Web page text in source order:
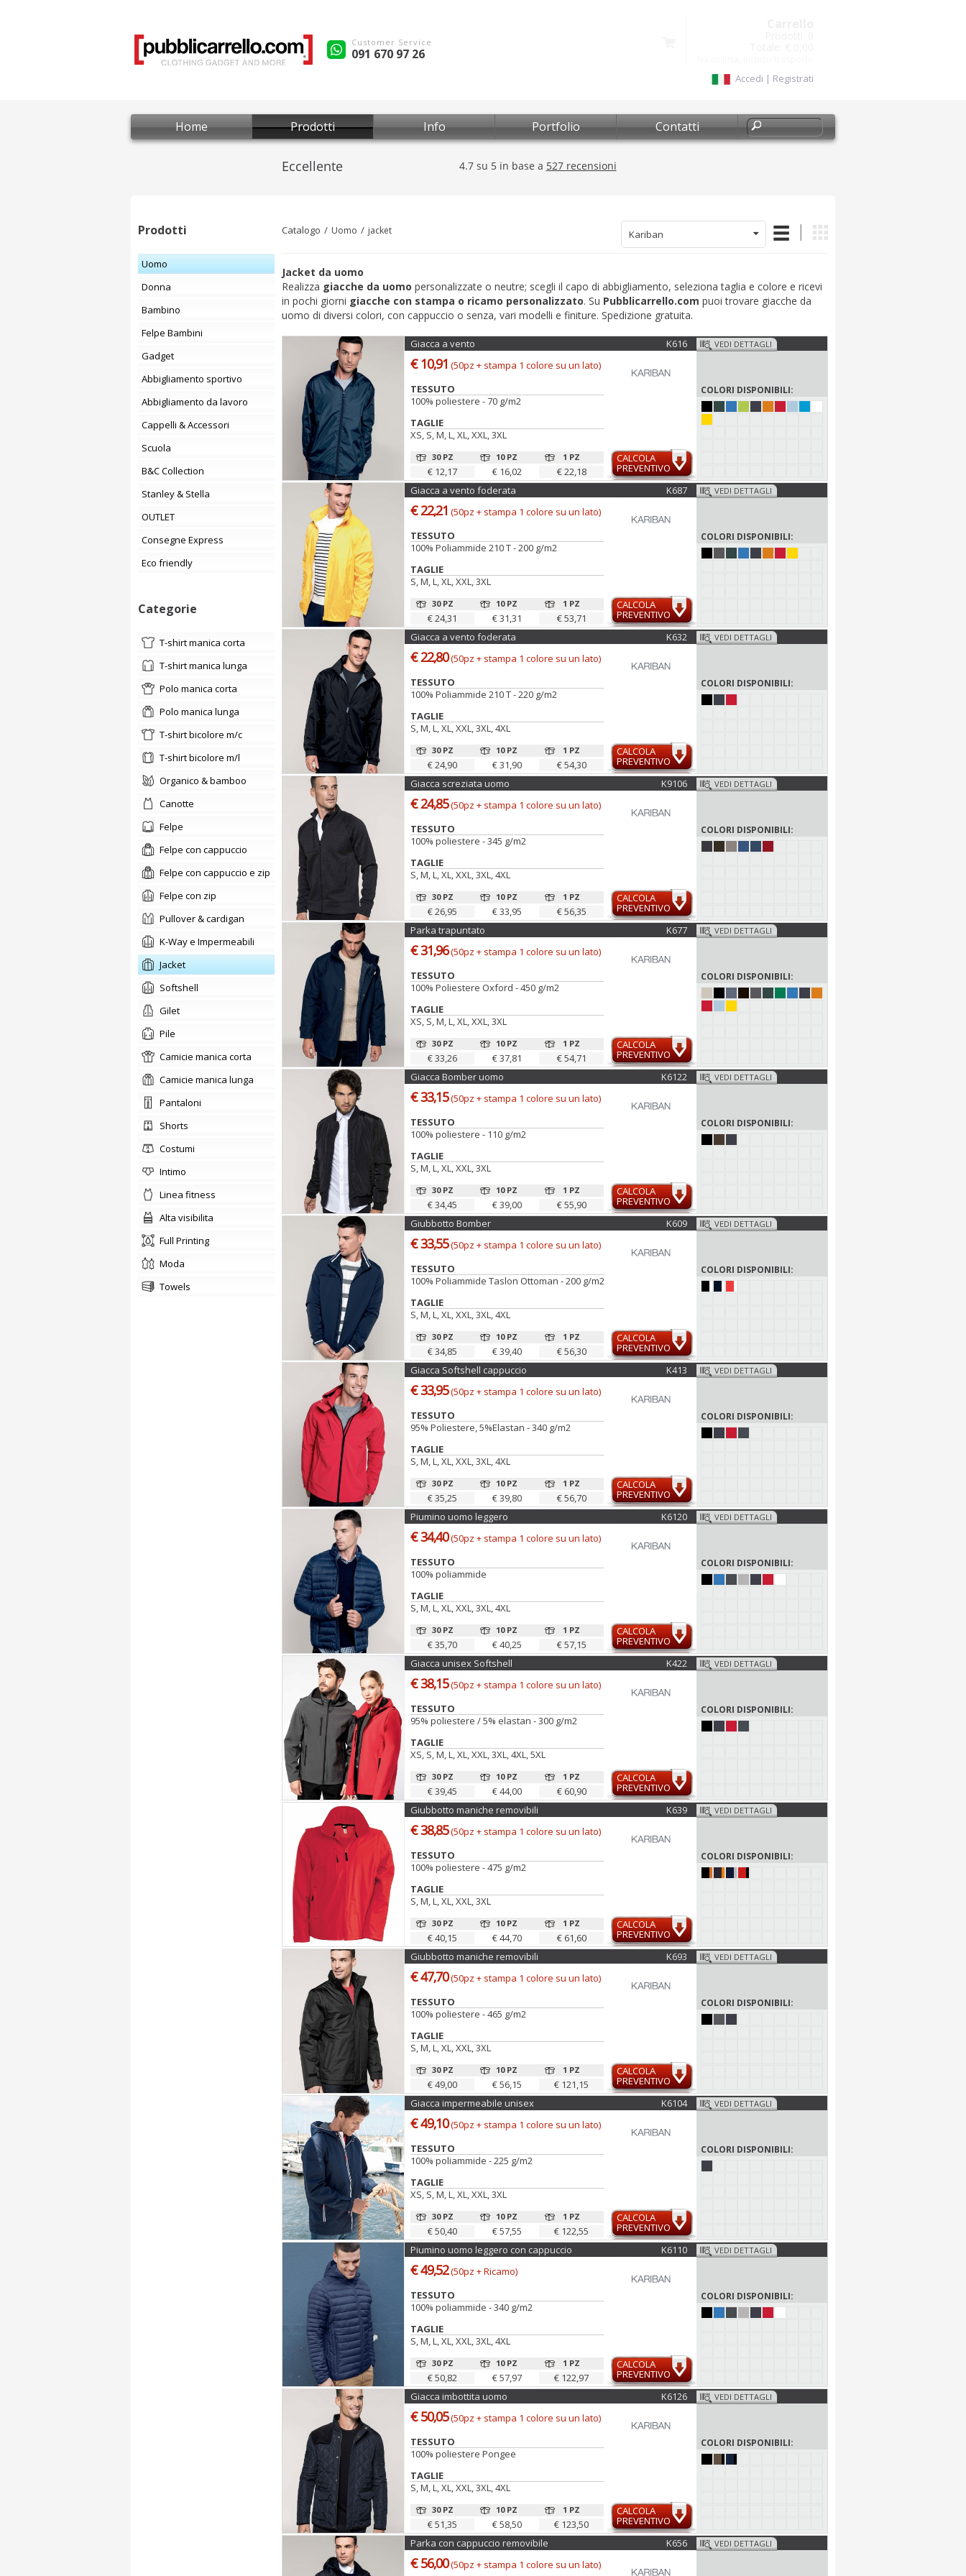
Customer Service
091 670 97 26
Accedi | Registrati
Home Prodotti Info Portfolio Contatti
Prodotti
Uomo
Donna
Bambino
Felpe Bambini
Gadget
Abbigliamento sportivo
Abbigliamento da lavoro
Cappelli & Accessori
Scuola
B&C Collection
Stanley & Stella
OUTLET
Consegne Express
Eco friendly
Categorie
t-shirt manica corta
t-shirt manica lunga
polo manica corta
polo manica lunga
t-shirt bicolore m/c
t-shirt bicolore m/l
organico & bamboo
canotte
felpe
Felpe con cappuccio
Felpe con cappuccio e zip
Felpe con zip
pullover & cardigan
K-Way e Impermeabili
jacket
softshell
gilet
pile
camicie manica corta
camicie manica lunga
pantaloni
shorts
costumi
intimo
linea fitness
alta visibilita
Full Printing
moda
towels
Catalogo Uomo jacket Kariban
Jacket da uomo
Realizza giacche da uomo personalizzate o neutre; scegli il capo di abbigliamento, seleziona taglia e colore e ricevi
in pochi giorni giacche con stampa o ricamo personalizzato. Su Pubblicarrello.com puoi trovare giacche da
uomo di diversi colori, con cappuccio o senza, vari modelli e finiture. Spedizione gratuita.
Giacca a vento K616
€ 10,91 (50pz + stampa 1 colore su un lato)
TESSUTO
100% poliestere - 70 g/m2
TAGLIE
XS, S, M, L, XL, XXL, 3XL
30 PZ
€ 12,17
10 PZ
€ 16,02
1 PZ
€ 22,18
CALCOLA
PREVENTIVO
VEDI DETTAGLI
COLORI DISPONIBILI:
Giacca a vento foderata K687
€ 22,21 (50pz + stampa 1 colore su un lato)
TESSUTO
100% Poliammide 210 T - 200 g/m2
TAGLIE
S, M, L, XL, XXL, 3XL
30 PZ
€ 24,31
10 PZ
€ 31,31
1 PZ
€ 53,71
CALCOLA
PREVENTIVO
VEDI DETTAGLI
COLORI DISPONIBILI:
Giacca a vento foderata K632
€ 22,80(50pz + stampa 1 colore su un lato)
TESSUTO
100% Poliammide 210 T - 220 g/m2
TAGLIE
S, M, L, XL, XXL, 3XL, 4XL
30 PZ
€ 24,90
10 PZ
€ 31,90
1 PZ
€ 54,30
CALCOLA
PREVENTIVO
VEDI DETTAGLI
COLORI DISPONIBILI:
Giacca screziata uomo K9106
€ 24,85(50pz + stampa 1 colore su un lato)
TESSUTO
100% poliestere - 345 g/m2
TAGLIE
S, M, L, XL, XXL, 3XL, 4XL
30 PZ
€ 26,95
10 PZ
€ 33,95
1 PZ
€ 56,35
CALCOLA
PREVENTIVO
VEDI DETTAGLI
COLORI DISPONIBILI:
Parka trapuntato K677
€ 31,96(50pz + stampa 1 colore su un lato)
TESSUTO
100% Poliestere Oxford - 450 g/m2
TAGLIE
XS, S, M, L, XL, XXL, 3XL
30 PZ
€ 33,26
10 PZ
€ 37,81
1 PZ
€ 54,71
CALCOLA
PREVENTIVO
VEDI DETTAGLI
COLORI DISPONIBILI:
Giacca Bomber uomo K6122
€ 33,15(50pz + stampa 1 colore su un lato)
TESSUTO
100% poliestere - 110 g/m2
TAGLIE
S, M, L, XL, XXL, 3XL
30 PZ
€ 34,45
10 PZ
€ 39,00
1 PZ
€ 55,90
CALCOLA
PREVENTIVO
VEDI DETTAGLI
COLORI DISPONIBILI:
Giubbotto Bomber K609
€ 33,55(50pz + stampa 1 colore su un lato)
TESSUTO
100% Poliammide Taslon Ottoman - 200 g/m2
TAGLIE
S, M, L, XL, XXL, 3XL, 4XL
30 PZ
€ 34,85
10 PZ
€ 39,40
1 PZ
€ 56,30
CALCOLA
PREVENTIVO
VEDI DETTAGLI
COLORI DISPONIBILI:
Giacca Softshell cappuccio K413
€ 33,95(50pz + stampa 1 colore su un lato)
TESSUTO
95% Poliestere, 5%Elastan - 340 g/m2
TAGLIE
S, M, L, XL, XXL, 3XL, 4XL
30 PZ
€ 35,25
10 PZ
€ 39,80
1 PZ
€ 56,70
CALCOLA
PREVENTIVO
VEDI DETTAGLI
COLORI DISPONIBILI:
Piumino uomo leggero K6120
€ 34,40(50pz + stampa 1 colore su un lato)
TESSUTO
100% poliammide
TAGLIE
S, M, L, XL, XXL, 3XL, 4XL
30 PZ
€ 35,70
10 PZ
€ 40,25
1 PZ
€ 57,15
CALCOLA
PREVENTIVO
VEDI DETTAGLI
COLORI DISPONIBILI:
Giacca unisex Softshell K422
€ 38,15(50pz + stampa 1 colore su un lato)
TESSUTO
95% poliestere / 5% elastan - 300 g/m2
TAGLIE
XS, S, M, L, XL, XXL, 3XL, 4XL, 5XL
30 PZ
€ 39,45
10 PZ
€ 44,00
1 PZ
€ 60,90
CALCOLA
PREVENTIVO
VEDI DETTAGLI
COLORI DISPONIBILI:
Giubbotto maniche removibili K639
€ 38,85(50pz + stampa 1 colore su un lato)
TESSUTO
100% poliestere - 475 g/m2
TAGLIE
S, M, L, XL, XXL, 3XL
30 PZ
€ 40,15
10 PZ
€ 44,70
1 PZ
€ 61,60
CALCOLA
PREVENTIVO
VEDI DETTAGLI
COLORI DISPONIBILI:
Giubbotto maniche removibili K693
€ 47,70(50pz + stampa 1 colore su un lato)
TESSUTO
100% poliestere - 465 g/m2
TAGLIE
S, M, L, XL, XXL, 3XL
30 PZ
€ 49,00
10 PZ
€ 56,15
1 PZ
€ 121,15
CALCOLA
PREVENTIVO
VEDI DETTAGLI
COLORI DISPONIBILI:
Giacca impermeabile unisex K6104
€ 49,10(50pz + stampa 1 colore su un lato)
TESSUTO
100% poliammide - 225 g/m2
TAGLIE
XS, S, M, L, XL, XXL, 3XL
30 PZ
€ 50,40
10 PZ
€ 57,55
1 PZ
€ 122,55
CALCOLA
PREVENTIVO
VEDI DETTAGLI
COLORI DISPONIBILI:
Piumino uomo leggero con cappuccio K6110
€ 49,52(50pz + Ricamo)
TESSUTO
100% poliammide - 340 g/m2
TAGLIE
S, M, L, XL, XXL, 3XL, 4XL
30 PZ
€ 50,82
10 PZ
€ 57,97
1 PZ
€ 122,97
CALCOLA
PREVENTIVO
VEDI DETTAGLI
COLORI DISPONIBILI:
Giacca imbottita uomo K6126
€ 50,05(50pz + stampa 1 colore su un lato)
TESSUTO
100% poliestere Pongee
TAGLIE
S, M, L, XL, XXL, 3XL, 4XL
30 PZ
€ 51,35
10 PZ
€ 58,50
1 PZ
€ 123,50
CALCOLA
PREVENTIVO
VEDI DETTAGLI
COLORI DISPONIBILI:
Parka con cappuccio removibile K656
€ 56,00(50pz + stampa 1 colore su un lato)
VEDI DETTAGLI